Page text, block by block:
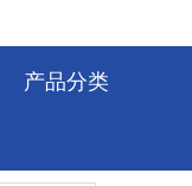
产品分类